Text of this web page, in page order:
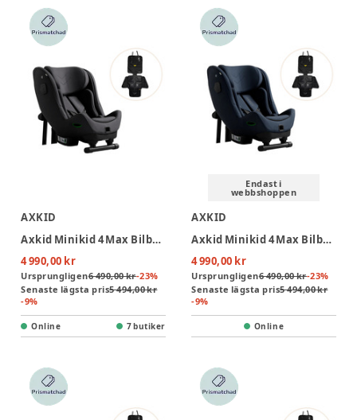
AXKID
Axkid Minikid 4 Max Bilbarnstol Inkl. Sparkskydd - Arctic Mist Grey
4 990,00 kr
Ursprungligen6 490,00 kr-23%
Senaste lägsta pris5 494,00 kr
-9%
Online 7 butiker
Endast i
webbshoppen
AXKID
Axkid Minikid 4 Max Bilbarnstol Inkl. Sparkskydd - Glacier Lake BLue
4 990,00 kr
Ursprungligen6 490,00 kr-23%
Senaste lägsta pris5 494,00 kr
-9%
Online